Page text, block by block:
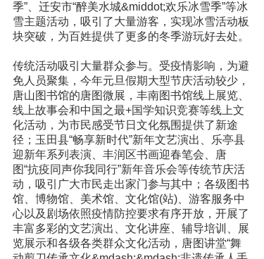
季”、迁安市“醉美水城&middot;欢乐冰雪季”等冰
雪主题活动，吸引了大量游客，实现冰雪活动板
块突破，为百姓提供了更多的冬季游玩好去处。
传统活动吸引大量群众参与。受疫情影响，为避
免人员聚集，今年元旦假期大型节庆活动较少，
唐山图书馆的唐图微展，丰南图书馆线上展览、
线上故事会和中国之最+国学知识竞赛等线上文
化活动，为市民感受节日文化氛围提供了新途
径；玉田县“畅享新时代”新年文艺演出、乐亭县
迎新年系列表演、丰润区书画迎春笔会、唐
图“抗疫同声你我同行”新年音乐会等传统节庆活
动，吸引广大市民走出家门参与其中；各级图书
馆、博物馆、美术馆、文化馆(站)、游客服务中
心以及剧场依照疫情防控要求有序开放，开展了
丰富多彩的文艺演出、文化讲座、辅导培训、展
览展示和各级各类群众文化活动，唐图讲堂“舞